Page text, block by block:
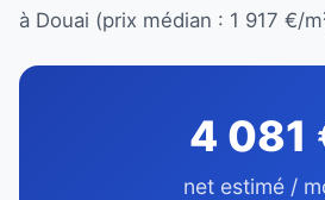
à Douai (prix médian : 1 917 €/
4 081
net estimé /